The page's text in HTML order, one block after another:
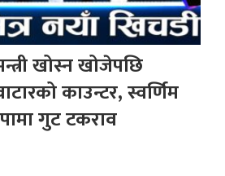
खोस्न खोजेपछि
काउन्टर, स्वर्णिम
गुट टकराव